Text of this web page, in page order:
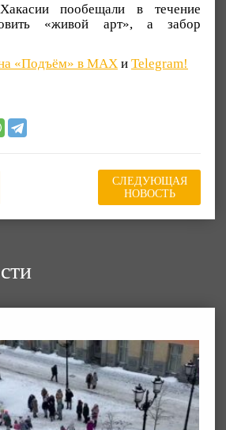
пообещали в течение
«живой арт», а забор
«Подъём» в MAX и Telegram!
СЛЕДУЮЩАЯ
НОВОСТЬ